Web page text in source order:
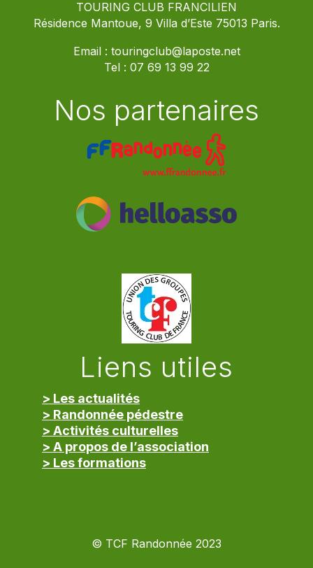
TOURING CLUB FRANCILIEN
Résidence Mantoue, 9 Villa d’Este 75013 Paris.
Email : touringclub@laposte.net
Tel : 07 69 13 99 22
Nos partenaires
Liens utiles
> Les actualités
> Randonnée pédestre
> Activités culturelles
> A propos de l’association
> Les formations
© TCF Randonnée 2023